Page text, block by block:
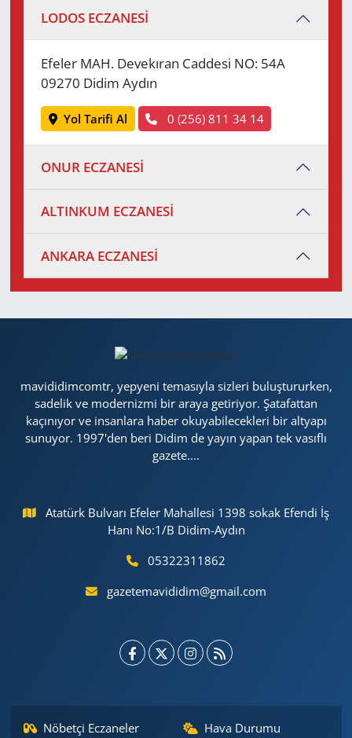
LODOS ECZANESİ
Efeler MAH. Devekıran Caddesi NO: 54A
09270 Didim Aydın
Yol Tarifi Al 0 (256) 811 34 14
ONUR ECZANESİ
ALTINKUM ECZANESİ
ANKARA ECZANESİ
mavididimcomtr, yepyeni temasıyla sizleri buluştururken,
sadelik ve modernizmi bir araya getiriyor. Şatafattan
kaçınıyor ve insanlara haber okuyabilecekleri bir altyapı
sunuyor. 1997'den beri Didim de yayın yapan tek vasıflı
gazete....
Atatürk Bulvarı Efeler Mahallesi 1398 sokak Efendi İş
Hanı No:1/B Didim-Aydın
05322311862
gazetemavididim@gmail.com
Nöbetçi Eczaneler Hava Durumu